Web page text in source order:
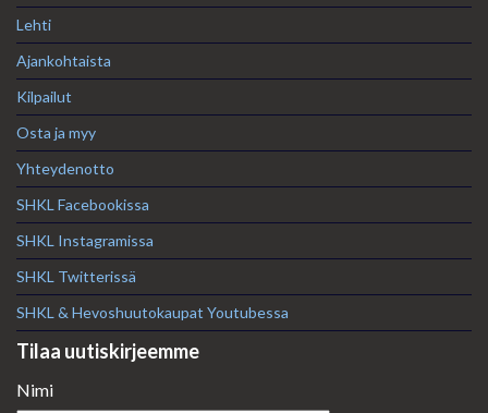
Lehti
Ajankohtaista
Kilpailut
Osta ja myy
Yhteydenotto
SHKL Facebookissa
SHKL Instagramissa
SHKL Twitterissä
SHKL & Hevoshuutokaupat Youtubessa
Tilaa uutiskirjeemme
Nimi